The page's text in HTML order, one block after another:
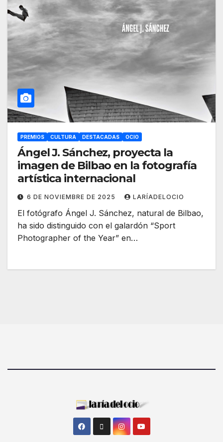
PREMIOS CULTURA DESTACADAS OCIO
Ángel J. Sánchez, proyecta la
imagen de Bilbao en la fotografía
artística internacional
6 DE NOVIEMBRE DE 2025 LARÍADELOCIO
El fotógrafo Ángel J. Sánchez, natural de Bilbao,
ha sido distinguido con el galardón “Sport
Photographer of the Year” en…